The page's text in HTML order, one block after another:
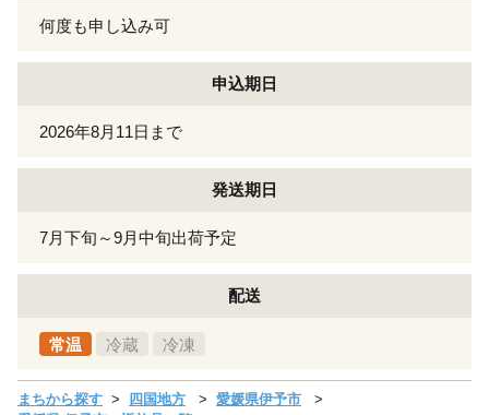
何度も申し込み可
申込期日
2026年8月11日まで
発送期日
7月下旬～9月中旬出荷予定
配送
常温 冷蔵 冷凍
まちから探す 四国地方
愛媛県伊予市